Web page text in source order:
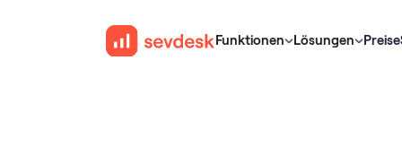
Funktionen Lösungen Preise